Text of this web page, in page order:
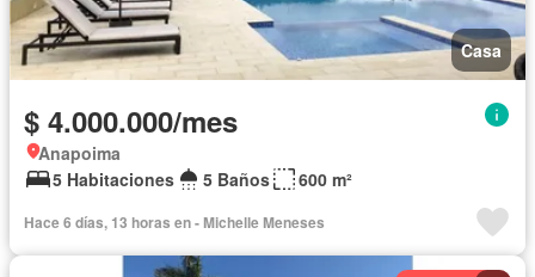
Casa
$ 4.000.000/mes
Anapoima
5 Habitaciones
5 Baños 600 m²
Hace 6 días, 13 horas en - Michelle Meneses